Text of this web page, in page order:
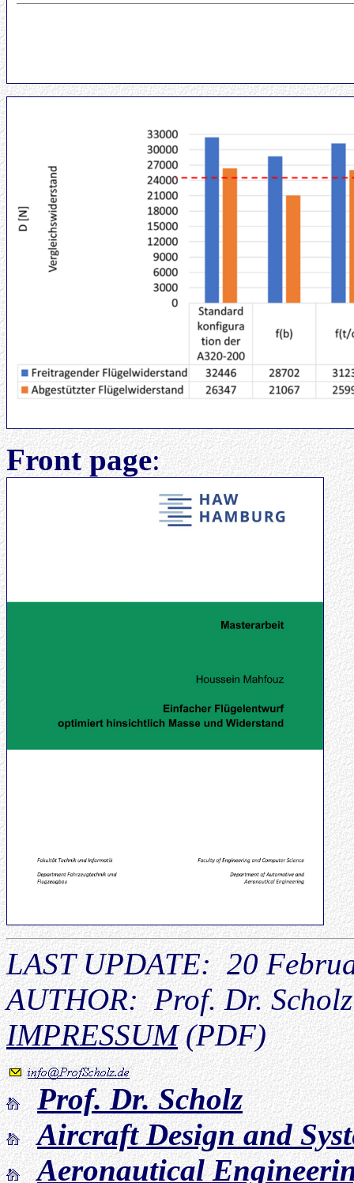
Front page:
LAST UPDATE: 20
AUTHOR: Prof. Dr. Scholz
IMPRESSUM(PDF)
Prof. Dr. Scholz
Aircraft Design and
Aeronautical